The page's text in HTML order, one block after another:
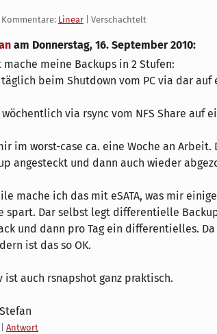
Linear | Verschachtelt
am Donnerstag, 16. September 2010:
mache meine Backups in 2 Stufen:
beim Shutdown vom PC via dar auf
via rsync vom NFS Share auf
im worst-case ca. eine Woche an
angesteckt und dann auch wieder
mache ich das mit eSATA, was mir
spart. Dar selbst legt differentielle
und dann pro Tag ein differentielles.
ist das so OK.
ist auch rsnapshot ganz praktisch.
Antwort